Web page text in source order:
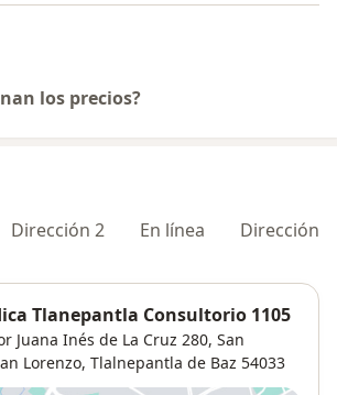
los precios?
Dirección 2 En línea Dirección 3
Tlanepantla Consultorio 1105
Juana Inés de La Cruz 280, San
Lorenzo, Tlalnepantla de Baz 54033